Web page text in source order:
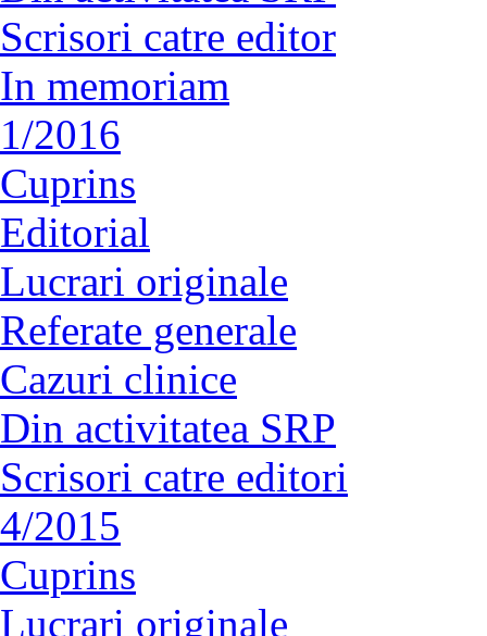
Scrisori catre editor
In memoriam
1/2016
Cuprins
Editorial
Lucrari originale
Referate generale
Cazuri clinice
Din activitatea SRP
Scrisori catre editori
4/2015
Cuprins
Lucrari originale